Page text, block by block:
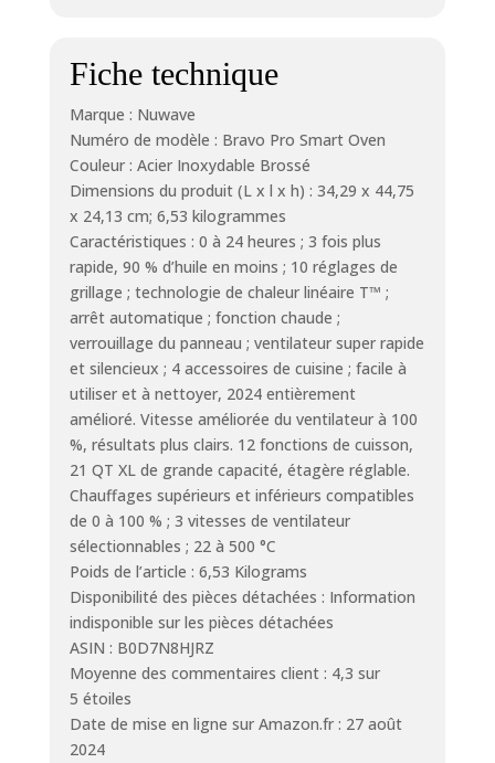
Fiche technique
Marque : Nuwave
Numéro de modèle : Bravo Pro Smart Oven
Couleur : Acier Inoxydable Brossé
Dimensions du produit (L x l x h) : 34,29 x 44,75
x 24,13 cm; 6,53 kilogrammes
Caractéristiques : 0 à 24 heures ; 3 fois plus
rapide, 90 % d’huile en moins ; 10 réglages de
grillage ; technologie de chaleur linéaire T™ ;
arrêt automatique ; fonction chaude ;
verrouillage du panneau ; ventilateur super rapide
et silencieux ; 4 accessoires de cuisine ; facile à
utiliser et à nettoyer, 2024 entièrement
amélioré. Vitesse améliorée du ventilateur à 100
%, résultats plus clairs. 12 fonctions de cuisson,
21 QT XL de grande capacité, étagère réglable.
Chauffages supérieurs et inférieurs compatibles
de 0 à 100 % ; 3 vitesses de ventilateur
sélectionnables ; 22 à 500 °C
Poids de l’article : 6,53 Kilograms
Disponibilité des pièces détachées : Information
indisponible sur les pièces détachées
ASIN : B0D7N8HJRZ
Moyenne des commentaires client : 4,3 sur
5 étoiles
Date de mise en ligne sur Amazon.fr : 27 août
2024